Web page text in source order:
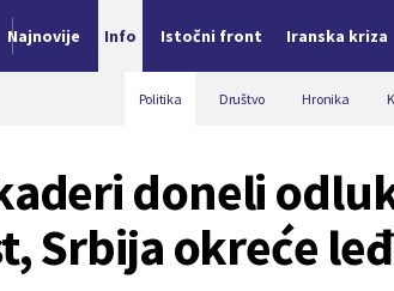
Najnovije Info Istočni front Iranska kriza
Politika Društvo Hronika
doneli
Srbija okreće